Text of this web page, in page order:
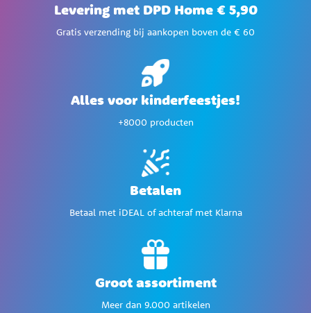
Levering met DPD Home € 5,90
Gratis verzending bij aankopen boven de € 60
Alles voor kinderfeestjes!
+8000 producten
Betalen
Betaal met iDEAL of achteraf met Klarna
Groot assortiment
Meer dan 9.000 artikelen